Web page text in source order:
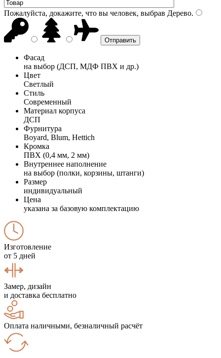
Пожалуйста, докажите, что вы человек, выбрав Дерево.
Фасад
на выбор (ДСП, МДФ ПВХ и др.)
Цвет
Светлый
Стиль
Современный
Материал корпуса
ДСП
Фурнитура
Boyard, Blum, Hettich
Кромка
ПВХ (0,4 мм, 2 мм)
Внутреннее наполнение
на выбор (полки, корзины, штанги)
Размер
индивидуальный
Цена
указана за базовую комплектацию
Изготовление
от 5 дней
Замер, дизайн
и доставка бесплатно
Оплата наличными, безналичный расчёт